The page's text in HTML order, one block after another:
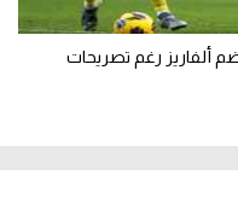
ألفاريز رغم تصريحات